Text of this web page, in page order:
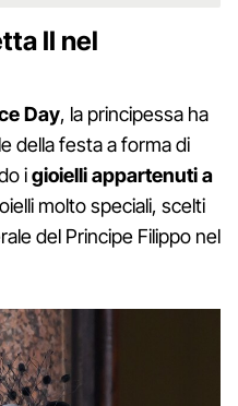
II nel
Day, la principessa ha
della festa a forma di
igioielli appartenuti a
molto speciali, scelti
del Principe Filippo nel